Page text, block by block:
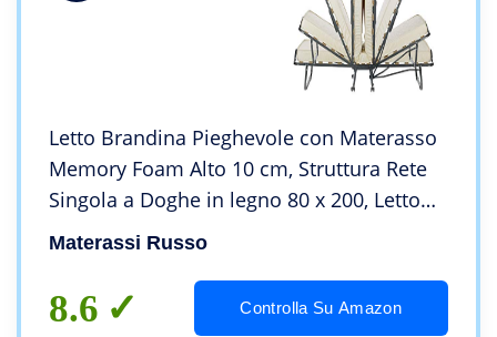
Letto Brandina Pieghevole con Materasso
Memory Foam Alto 10 cm, Struttura Rete
Singola a Doghe in legno 80 x 200, Letto
Salvaspazio con Rotelle
Materassi Russo
8.6 Controlla Su Amazon